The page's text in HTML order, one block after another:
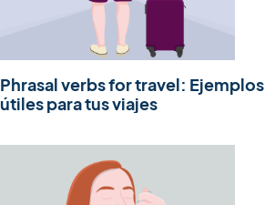
Phrasal verbs for travel: Ejemplos
útiles para tus viajes